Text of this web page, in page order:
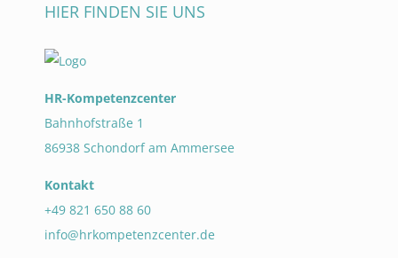
HIER FINDEN SIE UNS
HR-Kompetenzcenter
Bahnhofstraße 1
86938 Schondorf am Ammersee
Kontakt
+49 821 650 88 60
info@hrkompetenzcenter.de